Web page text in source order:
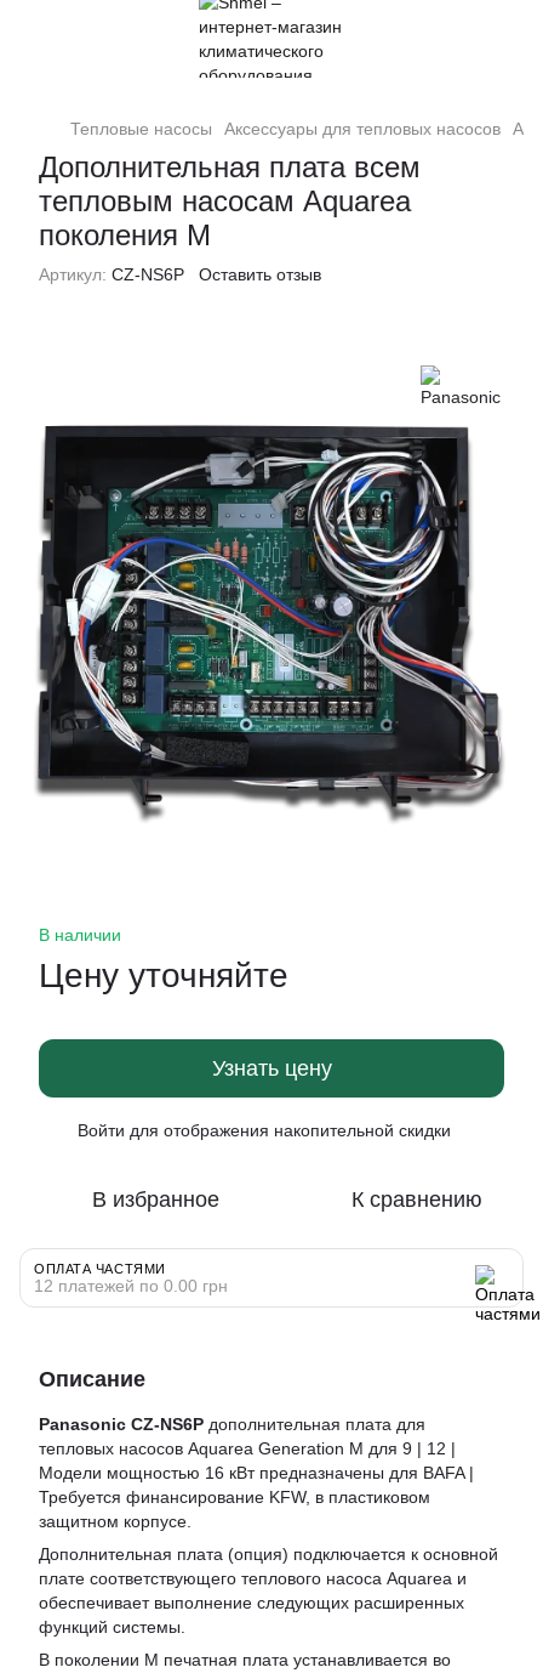
Тепловые насосы Аксессуары для тепловых насосов
Дополнительная плата всем
тепловым насосам Aquarea
поколения M
Артикул: CZ-NS6P Оставить отзыв
В наличии
Цену уточняйте
Узнать цену
Войти для отображения накопительной скидки
В избранное К сравнению
ОПЛАТА ЧАСТЯМИ
12 платежей по 0.00 грн
Описание
Panasonic CZ-NS6P дополнительная плата для
тепловых насосов Aquarea Generation M для 9 | 12 |
Модели мощностью 16 кВт предназначены для BAFA |
Требуется финансирование KFW, в пластиковом
защитном корпусе.
Дополнительная плата (опция) подключается к основной
плате соответствующего теплового насоса Aquarea и
обеспечивает выполнение следующих расширенных
функций системы.
В поколении M печатная плата устанавливается во